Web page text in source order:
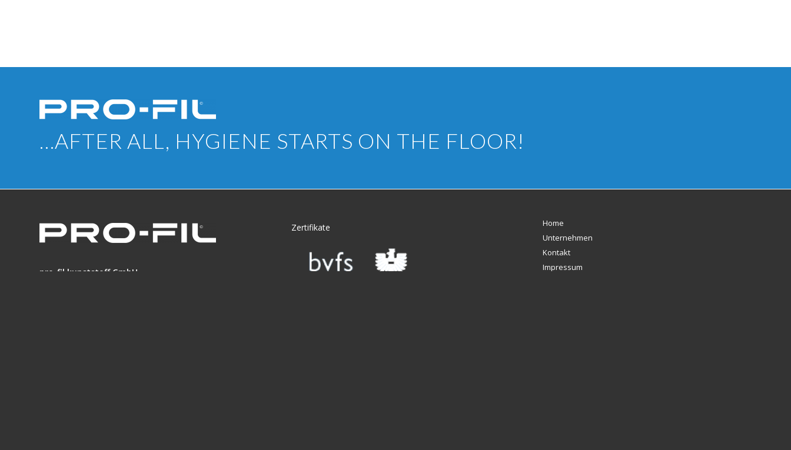
…AFTER ALL, HYGIENE STARTS ON THE FLOOR!
pro-fil kunststoff GmbH
Zertifikate
Home
Unternehmen
Kontakt
Impressum